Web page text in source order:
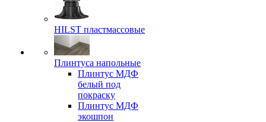
HILST пластмассовые
Плинтуса напольные
Плинтус МДФ
белый под
покраску
Плинтус МДФ
экошпон